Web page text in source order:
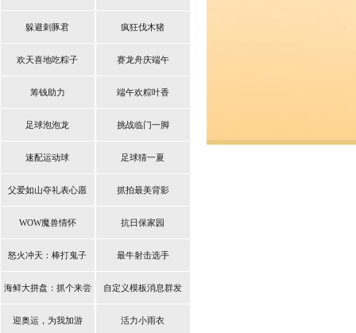
躲避刺豚君 疯狂伐木猪
欢天喜地吃粽子 赛龙舟庆端午
筹钱助力 端午欢粽叶香
足球泡泡龙 挑战临门一脚
速配运动球 足球猜一夏
父爱如山夺礼表心愿 抓拍最美背影
WOW魔兽情怀 抗日保家园
怒火冲天：棒打鬼子 最牛射击选手
海鲜大拼盘：抓个来尝
鲜
自定义模板消息群发
迎奥运，为我加游 活力小雨衣